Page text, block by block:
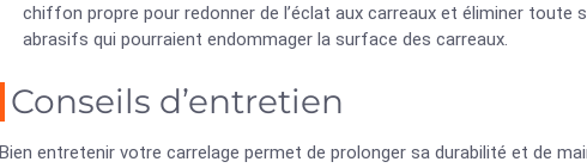
chiffon propre pour redonner de l’éclat aux carreaux et éliminer toute
abrasifs qui pourraient endommager la surface des carreaux.
Conseils d’entretien
Bien entretenir votre carrelage permet de prolonger sa durabilité et de